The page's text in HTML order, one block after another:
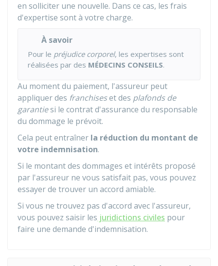
en solliciter une nouvelle. Dans ce cas, les frais
d'expertise sont à votre charge.
À savoir
Pour le préjudice corporel, les expertises sont
réalisées par des MÉDECINS CONSEILS.
Au moment du paiement, l'assureur peut
appliquer des franchiseset des plafonds de
garantiesi le contrat d'assurance du responsable
du dommage le prévoit.
Cela peut entraîner la réduction du montant de
votre indemnisation.
Si le montant des dommages et intérêts proposé
par l'assureur ne vous satisfait pas, vous pouvez
essayer de trouver un accord amiable.
Si vous ne trouvez pas d'accord avec l'assureur,
vous pouvez saisir les juridictions civiles pour
faire une demande d'indemnisation.